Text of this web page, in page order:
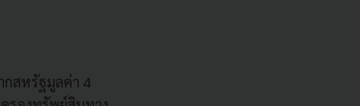
สหรัฐมูลค่า 4